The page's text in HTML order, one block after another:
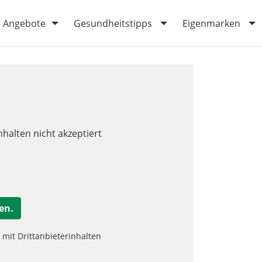
Angebote Gesundheitstipps Eigenmarken
nicht akzeptiert
mit Drittanbieterinhalten